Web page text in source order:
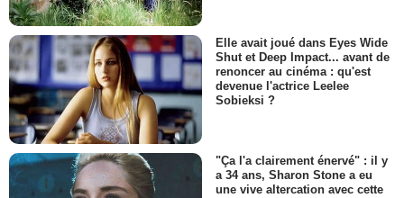
Elle avait joué dans Eyes Wide
Shut et Deep Impact... avant de
renoncer au cinéma : qu'est
devenue l'actrice Leelee
Sobieksi ?
"Ça l'a clairement énervé" : il y
a 34 ans, Sharon Stone a eu
une vive altercation avec cette